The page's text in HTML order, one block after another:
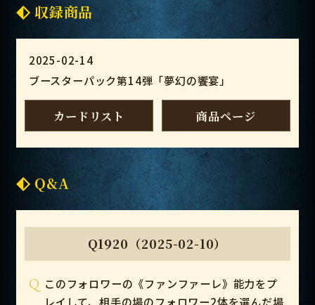
収録商品
2025-02-14
ブースターパック第14弾「夢幻の饗󠄀宴」
カードリスト 商品ページ
Q&A
Q1920（2025-02-10）
Q このフォロワーの《ファンファーレ》能力をプ
レイして、相手の場のフォロワー2体を選んだ場